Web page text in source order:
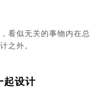
看似无关的事物内在总
之外。
起设计